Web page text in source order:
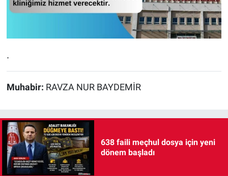
.
Muhabir: RAVZA NUR BAYDEMİR
638 faili meçhul dosya için yeni
dönem başladı